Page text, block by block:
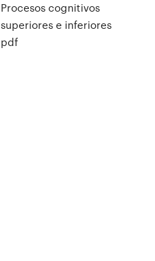
Procesos cognitivos
superiores e inferiores
pdf